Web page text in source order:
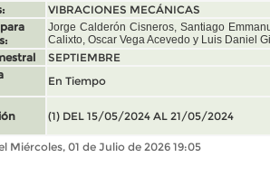
VIBRACIONES MECÁNICAS
Jorge Calderón Cisneros, Santiago
Calixto, Oscar Vega Acevedo y Luis Daniel
SEPTIEMBRE
En Tiempo
(1) DEL 15/05/2024 AL 21/05/2024
Miércoles, 01 de Julio de 2026 19:05